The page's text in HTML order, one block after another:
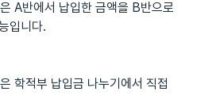
A반에서 납입한 금액을 B반으로
입니다.
은 학적부 납입금 나누기에서 직접